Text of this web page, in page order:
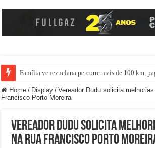
Família venezuelana percorre mais de 100 km,
Centro de ciclone fica sobre o oceano e não
Home / Display / Vereador Dudu solicita
Francisco Porto Moreira
Vereador Dudu solicita
na Rua Francisco Porto